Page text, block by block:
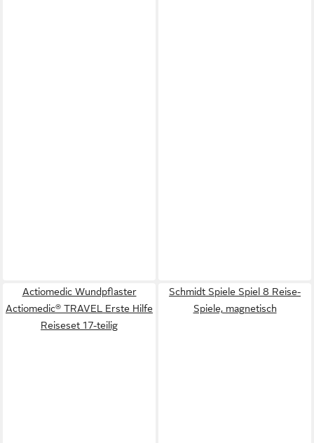
Actiomedic Wundpflaster
Actiomedic® TRAVEL Erste Hilfe
Reiseset 17-teilig
Schmidt Spiele Spiel 8 Reise-
Spiele, magnetisch